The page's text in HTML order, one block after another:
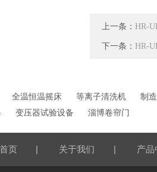
上一条： HR-
下一条： HR-
全温恒温摇床 等离子清洗机
制
变压器试验设备 淄博卷帘门
页 | 关于我们 | 产品